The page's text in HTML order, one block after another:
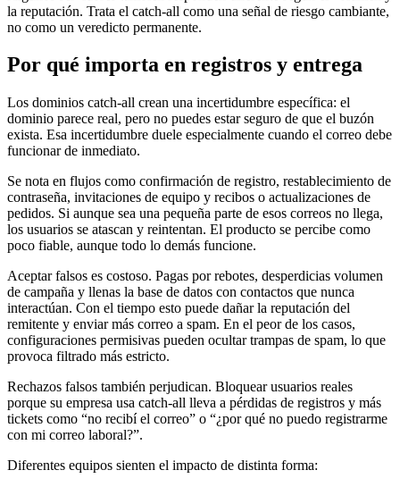
la reputación. Trata el catch-all como una señal de riesgo cambiante,
no como un veredicto permanente.
Por qué importa en registros y entrega
Los dominios catch-all crean una incertidumbre específica: el
dominio parece real, pero no puedes estar seguro de que el buzón
exista. Esa incertidumbre duele especialmente cuando el correo debe
funcionar de inmediato.
Se nota en flujos como confirmación de registro, restablecimiento de
contraseña, invitaciones de equipo y recibos o actualizaciones de
pedidos. Si aunque sea una pequeña parte de esos correos no llega,
los usuarios se atascan y reintentan. El producto se percibe como
poco fiable, aunque todo lo demás funcione.
Aceptar falsos es costoso. Pagas por rebotes, desperdicias volumen
de campaña y llenas la base de datos con contactos que nunca
interactúan. Con el tiempo esto puede dañar la reputación del
remitente y enviar más correo a spam. En el peor de los casos,
configuraciones permisivas pueden ocultar trampas de spam, lo que
provoca filtrado más estricto.
Rechazos falsos también perjudican. Bloquear usuarios reales
porque su empresa usa catch-all lleva a pérdidas de registros y más
tickets como “no recibí el correo” o “¿por qué no puedo registrarme
con mi correo laboral?”.
Diferentes equipos sienten el impacto de distinta forma: